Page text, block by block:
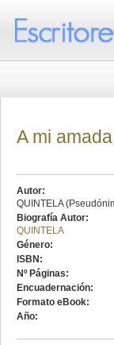
A mi amada
Autor:
QUINTELA
Biografía Autor:
QUINTELA
Género:
ISBN:
Nº Páginas:
Encuadernación:
Formato eBook:
Año: